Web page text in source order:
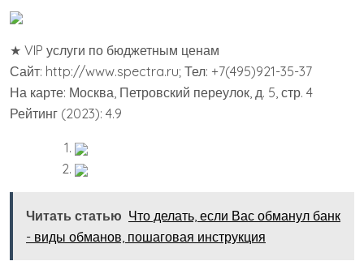
★ VIP услуги по бюджетным ценам
Сайт: http://www.spectra.ru; Тел: +7(495)921-35-37
На карте: Москва, Петровский переулок, д. 5, стр. 4
Рейтинг (2023): 4.9
Читать статью Что делать, если Вас обманул банк
- виды обманов, пошаговая инструкция